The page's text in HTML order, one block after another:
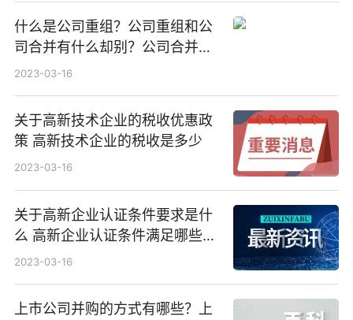
什么是公司重组？公司重组和公
司合并有什么却别？公司合并法
律程序是什么？
2023-03-16
关于高新技术企业的税收优惠政
策 高新技术企业的税收是多少
2023-03-16
关于高新企业认证条件要求是什
么 高新企业认证条件满足哪些事
项
2023-03-16
上市公司并购的方式有哪些？上